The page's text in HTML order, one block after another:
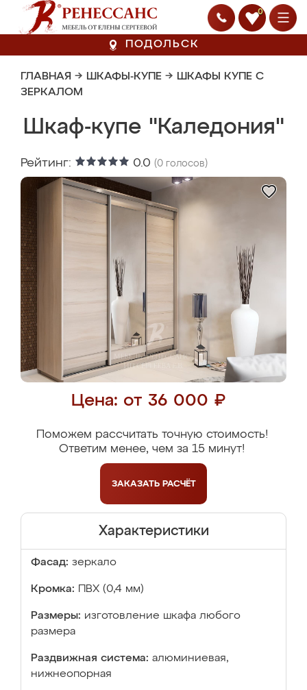
0
ПОДОЛЬСК
ГЛАВНАЯ → ШКАФЫ-КУПЕ → ШКАФЫ КУПЕ С
ЗЕРКАЛОМ
Шкаф-купе "Каледония"
Рейтинг: 0.0 (0 голосов)
Цена: от 36 000 ₽
Поможем рассчитать точную стоимость!
Ответим менее, чем за 15 минут!
ЗАКАЗАТЬ РАСЧЁТ
Характеристики
Фасад: зеркало
Кромка: ПВХ (0,4 мм)
Размеры: изготовление шкафа любого
размера
Раздвижная система: алюминиевая,
нижнеопорная